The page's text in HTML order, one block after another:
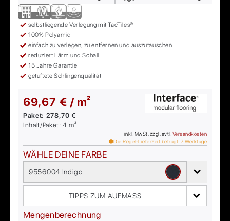
selbstliegende Verlegung mit TacTiles®
100% Polyamid
einfach zu verlegen, zu entfernen und auszutauschen
reduziert Lärm und Schall
15 Jahre Garantie
getuftete Schlingenqualität
69,67 € / m²
Paket: 278,70 €
Inhalt/Paket:4 m²
inkl. MwSt. zzgl. evtl. Versandkosten
Die Regel-Lieferzeit beträgt: 7 Werktage
WÄHLE DEINE FARBE
9556004 Indigo
TIPPS ZUM AUFMASS
Mengenberechnung